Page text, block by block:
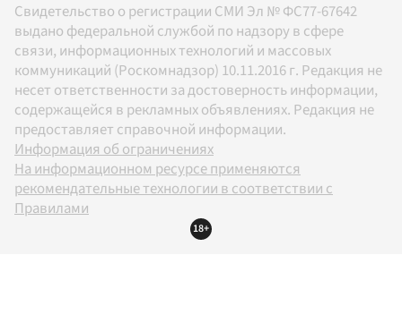
Свидетельство о регистрации СМИ Эл № ФС77-67642
выдано федеральной службой по надзору в сфере
связи, информационных технологий и массовых
коммуникаций (Роскомнадзор) 10.11.2016 г. Редакция не
несет ответственности за достоверность информации,
содержащейся в рекламных объявлениях. Редакция не
предоставляет справочной информации.
Информация об ограничениях
На информационном ресурсе применяются
рекомендательные технологии в соответствии с
Правилами
18+